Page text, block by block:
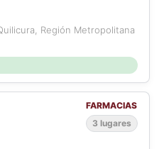
Región Metropolitana
FARMACIAS
3 lugares